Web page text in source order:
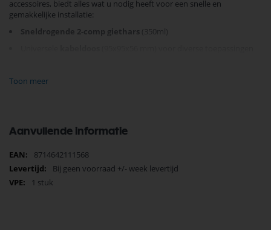
accessoires, biedt alles wat u nodig heeft voor een snelle en
gemakkelijke installatie:
Sneldrogende 2-comp giethars (350ml)
3 extra ingangen met B25 rubberen membraan voor 3,5-25mm
Inclusief schuurpapier, reinigingsdoekje en handschoenen voor
een schone en veilige installatie
Vertrouw op de bewezen kwaliteit van Conex, met hars getest volgens
IEC 60455-3-8:2013. Verbeter uw installatieprojecten met deze
betrouwbare kabelverbinding. Kies voor duurzaamheid en kwaliteit
Toon meer
Aanvullende informatie
Meer
informatie
8714642111568
Bij geen voorraad +/- week levertijd
1 stuk